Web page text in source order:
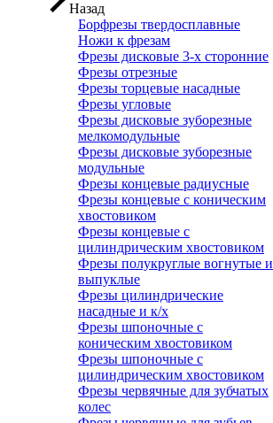
Назад
Борфрезы твердосплавные
Ножи к фрезам
Фрезы дисковые 3-х сторонние
Фрезы отрезные
Фрезы торцевые насадные
Фрезы угловые
Фрезы дисковые зуборезные
мелкомодульные
Фрезы дисковые зуборезные
модульные
Фрезы концевые радиусные
Фрезы концевые с коническим
хвостовиком
Фрезы концевые с
цилиндрическим хвостовиком
Фрезы полукруглые вогнутые и
выпуклые
Фрезы цилиндрические
насадные и к/х
Фрезы шпоночные с
коническим хвостовиком
Фрезы шпоночные с
цилиндрическим хвостовиком
Фрезы червячные для зубчатых
колес